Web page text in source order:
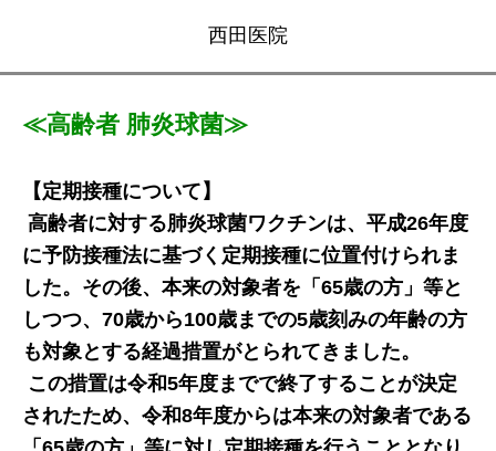
西田医院
≪高齢者 肺炎球菌≫
【定期接種について】
高齢者に対する肺炎球菌ワクチンは、平成26年度
に予防接種法に基づく定期接種に位置付けられま
した。その後、本来の対象者を「65歳の方」等と
しつつ、70歳から100歳までの5歳刻みの年齢の方
も対象とする経過措置がとられてきました。
この措置は令和5年度までで終了することが決定
されたため、令和8年度からは本来の対象者である